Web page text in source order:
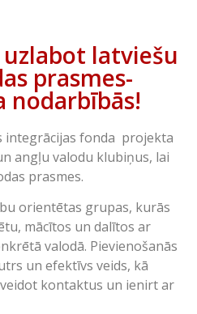
latviešu
prasmes-
nodarbībās!
integrācijas fonda projekta
angļu valodu klubiņus, lai
prasmes.
orientētas grupas, kurās
mācītos un dalītos ar
valodā. Pievienošanās
un efektīvs veids, kā
kontaktus un ienirt ar